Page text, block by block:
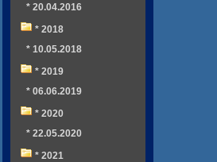
* 20.04.2016
* 2018
* 10.05.2018
* 2019
* 06.06.2019
* 2020
* 22.05.2020
* 2021